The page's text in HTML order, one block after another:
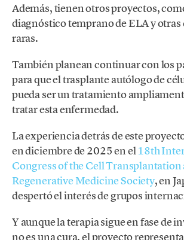
Además, tienen otros proyectos,
diagnóstico temprano de ELA y otras
raras.
También planean continuar con los
para que el trasplante autólogo de
pueda ser un tratamiento
tratar esta enfermedad.
La experiencia detrás de este
en diciembre de 2025 en el18th
Congress of the Cell Transplantation
Regenerative Medicine Society, en
despertó el interés de grupos
Y aunque la terapia sigue en fase de
no es una cura, el proyecto